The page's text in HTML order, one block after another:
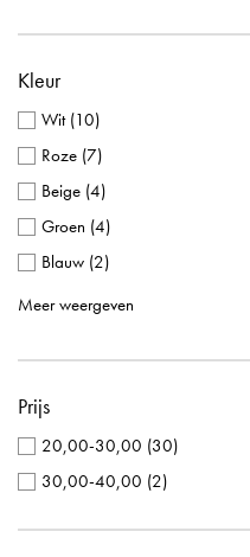
Kleur
Wit(10)
Roze (7)
Beige (4)
Groen (4)
Blauw (2)
Meerkleurig(
Paars(1)
Terracotta
Meer weergeven
Prijs
20,00-30,00 (30)
30,00-40,00 (2)